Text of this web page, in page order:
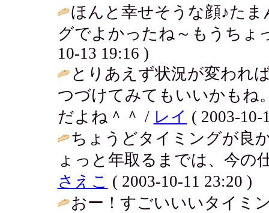
ほんと幸せそうな顔♪た
グでよかったね～もうちょ
10-13 19:16 )
とりあえず状況が変われ
つづけてみてもいいかも
だよね＾＾ / レイ ( 2003-10-
ちょうどタイミングが良
ょっと年取るまでは、今の
さえこ ( 2003-10-11 23:20 )
おー！すごいいいタイミ